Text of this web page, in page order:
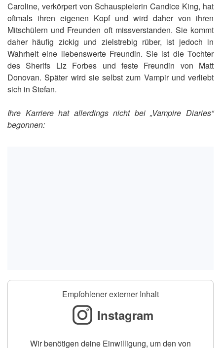
Caroline, verkörpert von Schauspielerin Candice King, hat
oftmals ihren eigenen Kopf und wird daher von ihren
Mitschülern und Freunden oft missverstanden. Sie kommt
daher häufig zickig und zielstrebig rüber, ist jedoch in
Wahrheit eine liebenswerte Freundin. Sie ist die Tochter
des Sherifs Liz Forbes und feste Freundin von Matt
Donovan. Später wird sie selbst zum Vampir und verliebt
sich in Stefan.
Ihre Karriere hat allerdings nicht bei „Vampire Diaries“
begonnen:
Empfohlener externer Inhalt
Instagram
Wir benötigen deine Einwilligung, um den von